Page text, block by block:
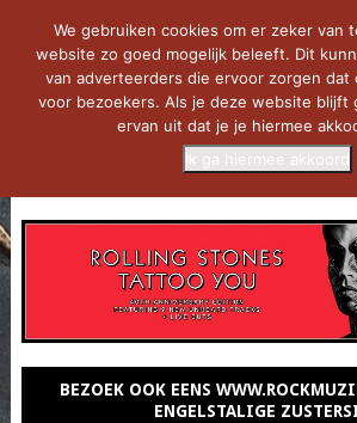
BEZOEK OOK EENS
ENGELSTALIGE
We gebruiken cookies om er zeker van
website zo goed mogelijk beleeft. Dit
van adverteerders die ervoor zorgen dat
voor bezoekers. Als je deze website blijft
ervan uit dat je je hiermee
Ik ga hiermee akkoord